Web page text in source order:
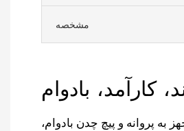
مشخصه
گاز 6.5 اسب بخار، مجهز به پروانه و پیچ چدن بادوام،